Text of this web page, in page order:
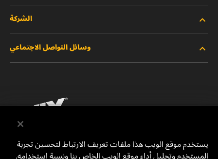
المنتجات الجديدة
المنتجات المتوقفة/المستبدلة
الشركة
الوظائف
إشعار قانوني
الطباعة
وسائل التواصل الاجتماعي
يوتيوب
يستخدم موقع الويب هذا ملفات تعريف الارتباط لتحسين تجربة